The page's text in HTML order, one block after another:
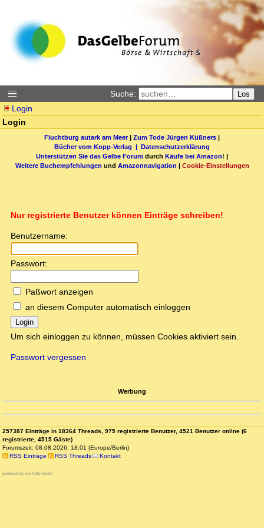
Suche: Los
Login
Login
Fluchtburg autark am Meer| Zum Tode Jürgen Küßners |
Bücher vom Kopp-Verlag | Datenschutzerklärung
Unterstützen Sie das Gelbe Forum durch Käufe bei Amazon! |
Weitere Buchempfehlungen und Amazonnavigation | Cookie-Einstellungen
Nur registrierte Benutzer können Einträge schreiben!
Benutzername:
Passwort:
Paßwort anzeigen
an diesem Computer automatisch einloggen
Login
Um sich einloggen zu können, müssen Cookies aktiviert sein.
Passwort vergessen
Werbung
257387 Einträge in 18364 Threads, 975 registrierte Benutzer, 4521 Benutzer online (6
registrierte, 4515 Gäste)
Forumszeit: 08.08.2026, 18:01 (Europe/Berlin)
RSS Einträge
RSS Threads Kontakt
powered by my little forum